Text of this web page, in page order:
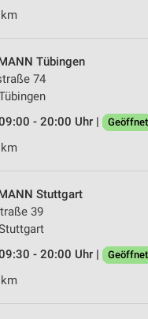
Tübingen
74
- 20:00 Uhr |
Geöffnet
Stuttgart
39
- 20:00 Uhr |
Geöffnet